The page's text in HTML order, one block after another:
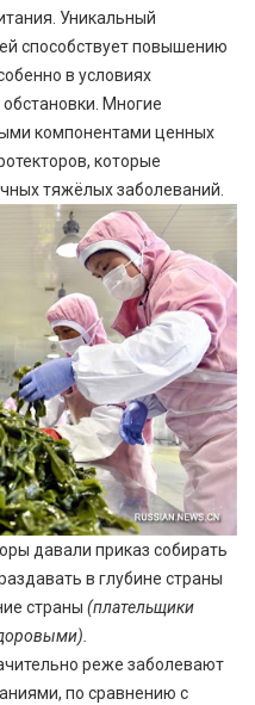
Уникальный
способствует повышению
в условиях
Многие
компонентами ценных
которые
тяжёлых заболеваний.
давали приказ собирать
в глубине страны
страны (плательщики
реже заболевают
по сравнению с